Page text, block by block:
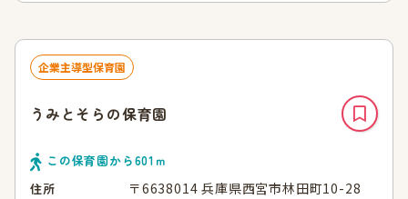
企業主導型保育園
うみとそらの保育園
この保育園から601 ｍ
住所
〒6638014 兵庫県西宮市林田町10-28